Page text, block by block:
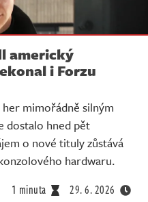
americký
i Forzu
mimořádně silným
dostalo hned pět
o nové tituly zůstává
hardwaru.
1 minuta 29. 6. 2026